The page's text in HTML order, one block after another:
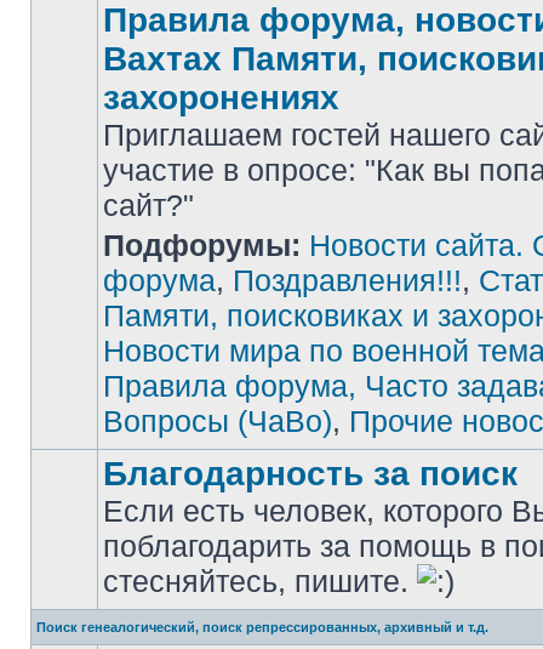
Нет
непрочитанных
сообщений
Правила форума,
Вахтах Памяти,
захоронениях
Приглашаем гостей нашего
участие в опросе: "Как вы
сайт?"
Подфорумы: Новости сайта.
форума, Поздравления!!!,
Памяти, поисковиках и
Новости мира по военной
Правила форума, Часто
Вопросы (ЧаВо), Прочие
сообщений
Благодарность за поиск
Если есть человек, которого
поблагодарить за помощь в
стесняйтесь, пишите.
Поиск генеалогический, поиск репрессированных, архивный и т.д.